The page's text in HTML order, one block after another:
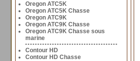
Oregon ATC5K
Oregon ATC5K Chasse
Oregon ATC9K
Oregon ATC9K Chasse
Oregon ATC9K Chasse sous
marine
Contour HD
Contour HD Chasse